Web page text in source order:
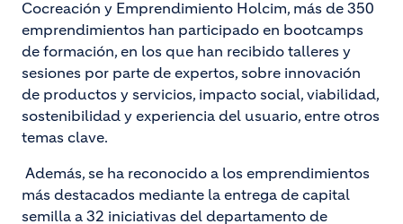
Cocreación y Emprendimiento Holcim, más de 350
emprendimientos han participado en bootcamps
de formación, en los que han recibido talleres y
sesiones por parte de expertos, sobre innovación
de productos y servicios, impacto social, viabilidad,
sostenibilidad y experiencia del usuario, entre otros
temas clave.
Además, se ha reconocido a los emprendimientos
más destacados mediante la entrega de capital
semilla a 32 iniciativas del departamento de